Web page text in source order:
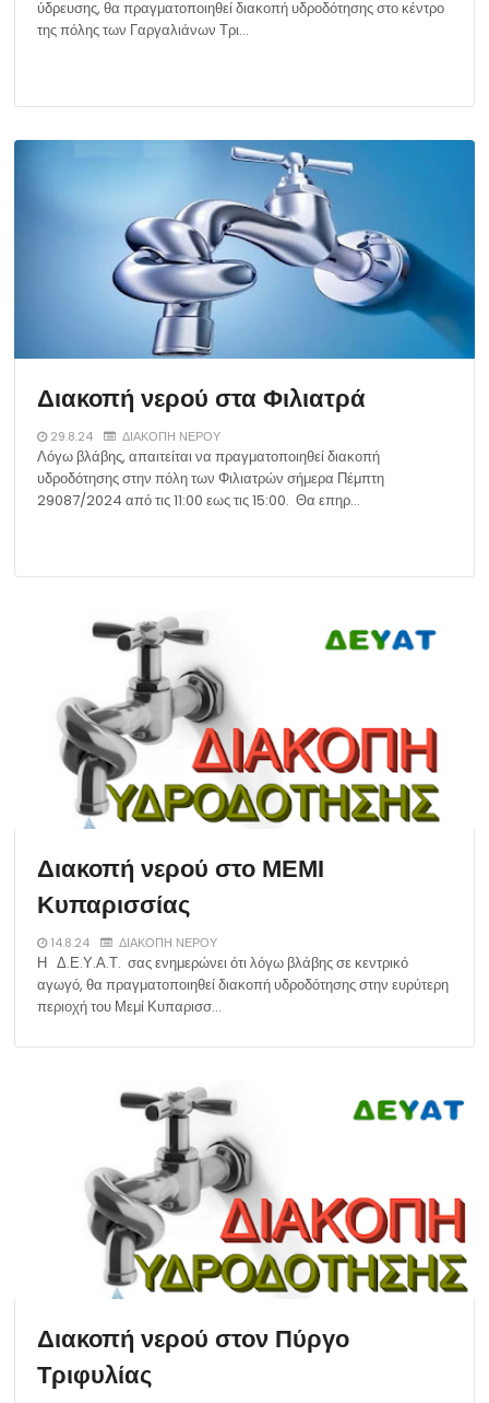
ύδρευσης, θα πραγματοποιηθεί διακοπή υδροδότησης στο κέντρο
της πόλης των Γαργαλιάνων Τρι…
Διακοπή νερού στα Φιλιατρά
29.8.24 ΔΙΑΚΟΠΗ ΝΕΡΟΥ
Λόγω βλάβης, απαιτείται να πραγματοποιηθεί διακοπή
υδροδότησης στην πόλη των Φιλιατρών σήμερα Πέμπτη
29087/2024 από τις 11:00 εως τις 15:00. Θα επηρ…
Διακοπή νερού στο ΜΕΜΙ
Κυπαρισσίας
14.8.24 ΔΙΑΚΟΠΗ ΝΕΡΟΥ
Η Δ.Ε.Υ.Α.Τ. σας ενημερώνει ότι λόγω βλάβης σε κεντρικό
αγωγό, θα πραγματοποιηθεί διακοπή υδροδότησης στην ευρύτερη
περιοχή του Μεμί Κυπαρισσ…
Διακοπή νερού στον Πύργο
Τριφυλίας